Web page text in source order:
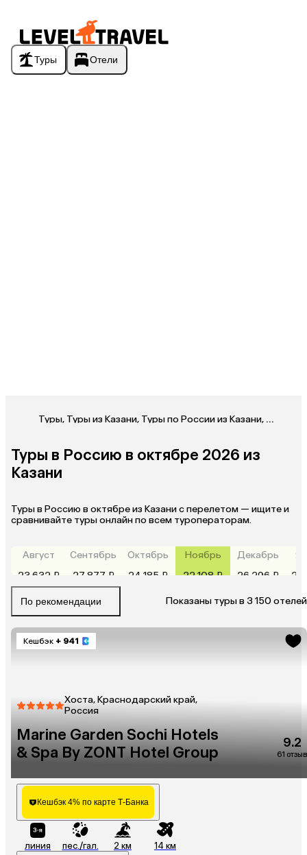
Туры Отели
Туры, Туры из Казани, Туры по России из Казани, Туры в
Туры в Россию в октябре 2026 из
Казани
Туры в Россию в октябре из Казани с перелетом — ищите и
сравнивайте туры онлайн по всем туроператорам.
Август
23 632 ₽
Сентябрь
27 877 ₽
Октябрь
24 185 ₽
Ноябрь
22 108 ₽
Декабрь
26 296 ₽
28
По рекомендации Показаны туры в 3 150 отелей
Кешбэк + 941
Хоста, Краснодарский край,
Россия
Marine Garden Sochi Hotels
& Spa By ZONT Hotel Group
9.2
61 отзыв
Кешбэк 4% по карте Т-Банка
линия пес./гал. 2 км 14 км